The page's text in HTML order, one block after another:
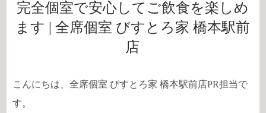
完全個室で安心してご飲食を楽しめ
ます | 全席個室 びすとろ家 橋本駅前
店
こんにちは、全席個室 びすとろ家 橋本駅前店PR担当で
す。